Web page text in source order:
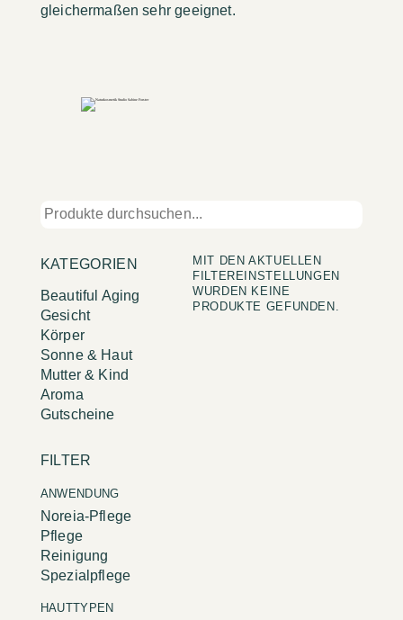
gleichermaßen sehr geeignet.
KATEGORIEN
Beautiful Aging
Gesicht
Körper
Sonne & Haut
Mutter & Kind
Aroma
Gutscheine
FILTER
ANWENDUNG
Noreia-Pflege
Pflege
Reinigung
Spezialpflege
HAUTTYPEN
MIT DEN AKTUELLEN
FILTEREINSTELLUNGEN
WURDEN KEINE
PRODUKTE GEFUNDEN.